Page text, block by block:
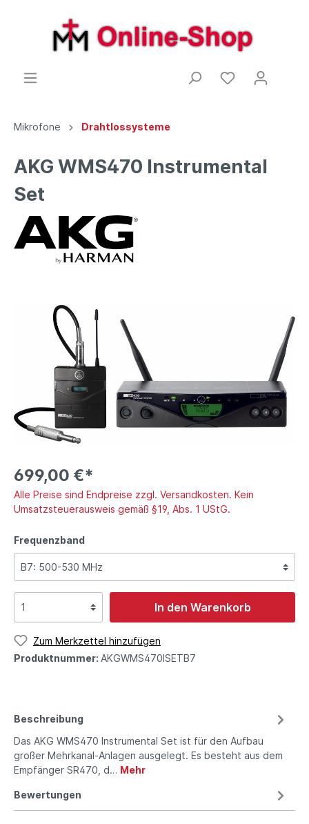
Mikrofone Drahtlossysteme
AKG WMS470 Instrumental
Set
699,00 €*
Alle Preise sind Endpreise zzgl. Versandkosten. Kein
Umsatzsteuerausweis gemäß §19, Abs. 1 UStG.
Frequenzband
In den Warenkorb
Zum Merkzettel hinzufügen
Produktnummer: AKGWMS470ISETB7
Beschreibung
Das AKG WMS470 Instrumental Set ist für den Aufbau
großer Mehrkanal-Anlagen ausgelegt. Es besteht aus dem
Empfänger SR470, d… Mehr
Bewertungen